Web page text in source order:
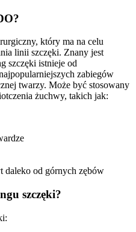
który ma na celu
linii szczęki. Znany jest
szczęki istnieje od
zabiegów
twarzy. Może być stosowany
żuchwy, takich jak:
daleko od górnych zębów
szczęki?